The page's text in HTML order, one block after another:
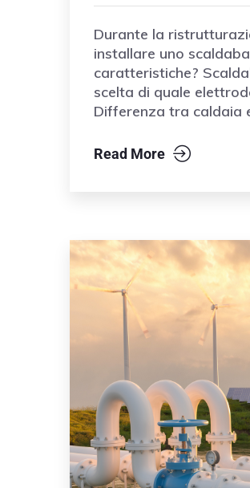
Durante la
installare uno
caratteristiche?
scelta di quale
Differenza tra caldaia
Read More